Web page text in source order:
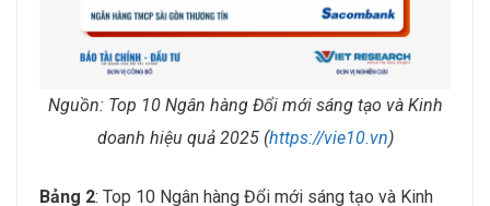
Nguồn: Top 10 Ngân hàng Đổi mới sáng tạo và Kinh
doanh hiệu quả 2025 (https://vie10.vn)
Bảng 2: Top 10 Ngân hàng Đổi mới sáng tạo và Kinh